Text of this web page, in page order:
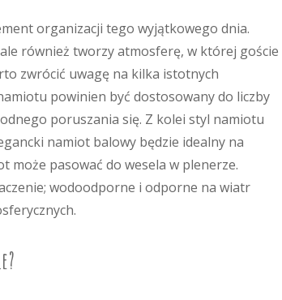
organizacji tego wyjątkowego dnia.
również tworzy atmosferę, w której goście
zwrócić uwagę na kilka istotnych
powinien być dostosowany do liczby
poruszania się. Z kolei styl namiotu
namiot balowy będzie idealny na
może pasować do wesela w plenerze.
wodoodporne i odporne na wiatr